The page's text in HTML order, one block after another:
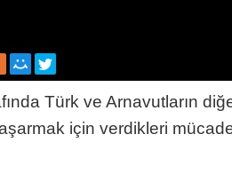
Türk ve Arnavutların
için verdikleri